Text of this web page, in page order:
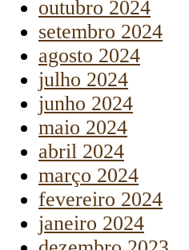
outubro 2024
setembro 2024
agosto 2024
julho 2024
junho 2024
maio 2024
abril 2024
março 2024
fevereiro 2024
janeiro 2024